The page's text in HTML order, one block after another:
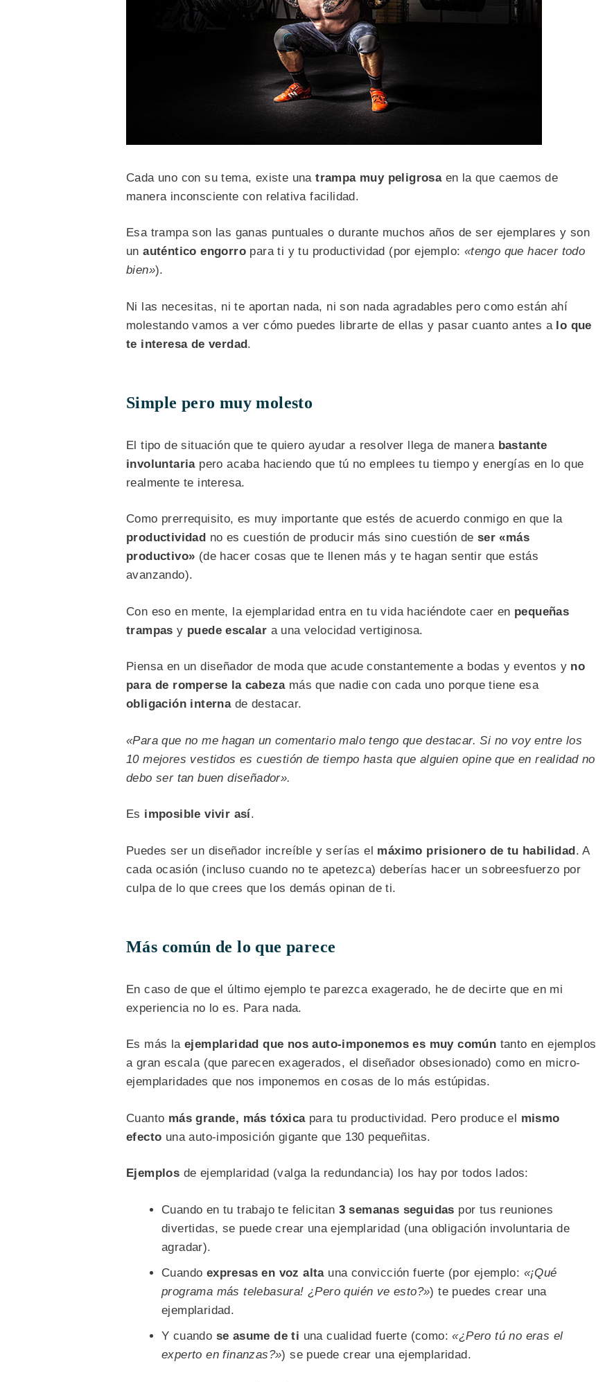
Cada uno con su tema, existe unatrampa muy peligrosaen la que caemos de
manera inconsciente con relativa facilidad.
Esa trampa son las ganas puntuales o durante muchos años de ser ejemplares y son
unauténtico engorro para ti y tu productividad (por ejemplo: «tengo que hacer todo
bien»).
Ni las necesitas, ni te aportan nada, ni son nada agradables pero como están ahí
molestando vamos a ver cómo puedes librarte de ellas y pasar cuanto antes a lo que
te interesa de verdad.
Simple pero muy molesto
El tipo de situación que te quiero ayudar a resolver llega de manera bastante
involuntariapero acaba haciendo que tú no emplees tu tiempo y energías en lo que
realmente te interesa.
Como prerrequisito, es muy importante que estés de acuerdo conmigo en que la
productividad no es cuestión de producir más sino cuestión de ser «más
productivo» (de hacer cosas que te llenen más y te hagan sentir que estás
avanzando).
Con eso en mente, la ejemplaridad entra en tu vida haciéndote caer en pequeñas
trampas y puede escalar a una velocidad vertiginosa.
Piensa en un diseñador de moda que acude constantemente a bodas y eventos y no
para de romperse la cabezamás que nadie con cada uno porque tiene esa
obligación internade destacar.
«Para que no me hagan un comentario malo tengo que destacar. Si no voy entre los
10 mejores vestidos es cuestión de tiempo hasta que alguien opine que en realidad no
debo ser tan buen diseñador».
Es imposible vivir así.
Puedes ser un diseñador increíble y serías el máximo prisionero de tu habilidad. A
cada ocasión (incluso cuando no te apetezca) deberías hacer un sobreesfuerzo por
culpa de lo que crees que los demás opinan de ti.
Más común de lo que parece
En caso de que el último ejemplo te parezca exagerado, he de decirte que en mi
experiencia no lo es. Para nada.
Es más la ejemplaridad que nos auto-imponemos es muy común tanto en ejemplos
a gran escala (que parecen exagerados, el diseñador obsesionado) como en micro-
ejemplaridades que nos imponemos en cosas de lo más estúpidas.
Cuanto más grande, más tóxicapara tu productividad. Pero produce el mismo
efecto una auto-imposición gigante que 130 pequeñitas.
Ejemplos de ejemplaridad (valga la redundancia) los hay por todos lados:
Cuando en tu trabajo te felicitan 3 semanas seguidas por tus reuniones
divertidas, se puede crear una ejemplaridad (una obligación involuntaria de
agradar).
Cuando expresas en voz altauna convicción fuerte (por ejemplo: «¡Qué
programa más telebasura! ¿Pero quién ve esto?») te puedes crear una
ejemplaridad.
Y cuando se asume de ti una cualidad fuerte (como:«¿Pero tú no eras el
experto en finanzas?») se puede crear una ejemplaridad.